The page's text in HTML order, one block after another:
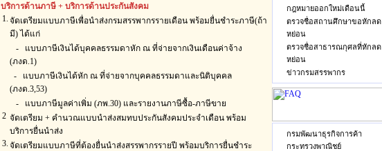
บริการด้านภาษี + บริการด้านประกันสังคม
1. จัดเตรียมแบบภาษีเพื่อนำส่งกรมสรรพากรรายเดือน พร้อมยื่นชำระภาษี(ถ้า
มี) ได้แก่
- แบบภาษีเงินได้บุคคลธรรมดาหัก ณ ที่จ่ายจากเงินเดือนค่าจ้าง
(ภงด.1)
- แบบภาษีเงินได้หัก ณ ที่จ่ายจากบุคคลธรรมดาและนิติบุคคล
(ภงด.3,53)
- แบบภาษีมูลค่าเพิ่ม (ภพ.30) และรายงานภาษีซื้อ-ภาษีขาย
2 จัดเตรียม + คำนวณแบบนำส่งสมทบประกันสังคมประจำเดือน พร้อม
บริการยื่นนำส่ง
3. จัดเตรียมแบบภาษีที่ต้องยื่นนำส่งสรรพากรรายปี พร้อมบริการยื่นชำระ
กฎหมายออกใหม่เดือนนี้
ตรวจชื่อสถานศึกษาขอหักลด
หย่อน
ตรวจชื่อสาธารณกุศลที่หักลด
หย่อน
ข่าวกรมสรรพากร
กรมพัฒนาธุรกิจการค้า
กระทรวงพาณิชย์